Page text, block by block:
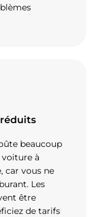
beaucoup
à
car vous ne
Les
être
de tarifs